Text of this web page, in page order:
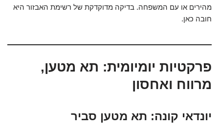
מהירים או עם המשפחה. בדיקה מדוקדקת של רשימת האבזור היא
חובה כאן.
פרקטיות יומיומית: תא מטען,
מרווח ואחסון
יונדאי קונה: תא מטען סביר